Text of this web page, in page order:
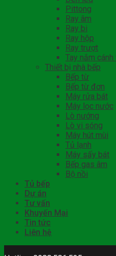
Pittong
Ray âm
Ray bi
Ray hộp
Ray trượt
Tay nắm cánh
Thiết bị nhà bếp
Bếp từ
Bếp từ đơn
Máy rửa bát
Máy lọc nước
Lò nướng
Lò vi sóng
Máy hút mùi
Tủ lạnh
Máy sấy bát
Bếp gas âm
Bộ nồi
Tủ bếp
Dự án
Tư vấn
Khuyến Mại
Tin tức
Liên hệ